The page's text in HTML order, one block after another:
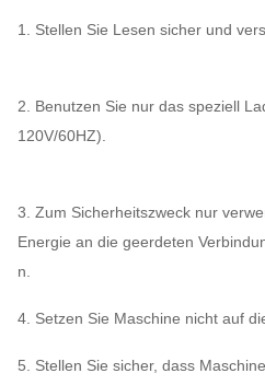
1. Stellen Sie Lesen sicher und
2. Benutzen Sie nur das speziell
120V/60HZ).
3. Zum Sicherheitszweck nur
Energie an die geerdeten
n.
4. Setzen Sie Maschine nicht auf
5. Stellen Sie sicher, dass